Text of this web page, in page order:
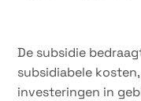
De subsidie
subsidiabele
investeringen in